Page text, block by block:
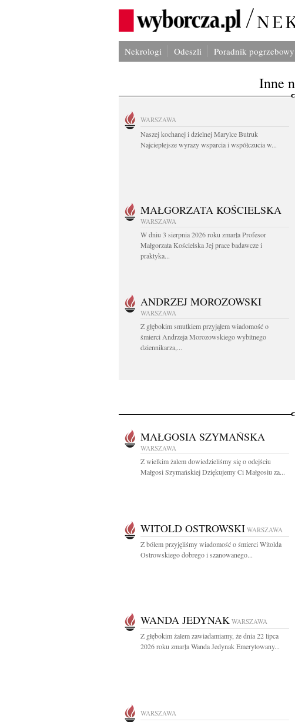
Nekrologi Odeszli Poradnik pogrzebowy
Inne
WARSZAWA
Naszej kochanej i dzielnej Marylce Butruk
Najcieplejsze wyrazy wsparcia i współczucia w...
MAŁGORZATA KOŚCIELSKA
WARSZAWA
W dniu 3 sierpnia 2026 roku zmarła Profesor
Małgorzata Kościelska Jej prace badawcze i
praktyka...
ANDRZEJ MOROZOWSKI
WARSZAWA
Z głębokim smutkiem przyjąłem wiadomość o
śmierci Andrzeja Morozowskiego wybitnego
dziennikarza,...
MAŁGOSIA SZYMAŃSKA
WARSZAWA
Z wielkim żalem dowiedzieliśmy się o odejściu
Małgosi Szymańskiej Dziękujemy Ci Małgosiu za...
WITOLD OSTROWSKI WARSZAWA
Z bólem przyjęliśmy wiadomość o śmierci Witolda
Ostrowskiego dobrego i szanowanego...
WANDA JEDYNAK WARSZAWA
Z głębokim żalem zawiadamiamy, że dnia 22 lipca
2026 roku zmarła Wanda Jedynak Emerytowany...
WARSZAWA